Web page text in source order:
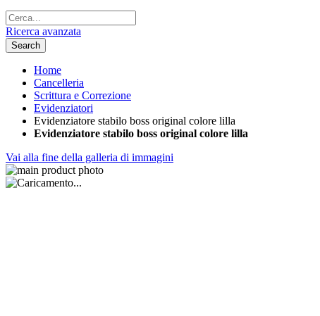
Ricerca avanzata
Search
Home
Cancelleria
Scrittura e Correzione
Evidenziatori
Evidenziatore stabilo boss original colore lilla
Evidenziatore stabilo boss original colore lilla
Vai alla fine della galleria di immagini